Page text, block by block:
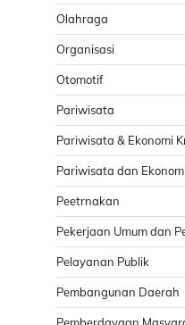
Olahraga
Organisasi
Otomotif
Pariwisata
Pariwisata & Ekonomi
Pariwisata dan
Peetrnakan
Pekerjaan Umum dan
Pelayanan Publik
Pembangunan Daerah